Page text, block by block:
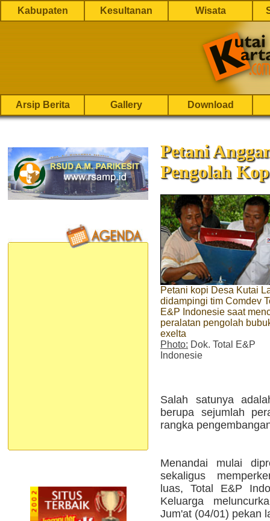
Kabupaten Kesultanan Wisata
Arsip Berita Gallery Download
Petani
Pengolah
Petani kopi Desa Kutai
didampingi tim Comdev
E&P Indonesie saat
peralatan pengolah
exelta
Photo: Dok. Total E&P
Indonesie
Salah satunya
berupa sejumlah
rangka
Menandai mulai
sekaligus
luas, Total E&P
Keluarga
Jum'at (04/01) pekan